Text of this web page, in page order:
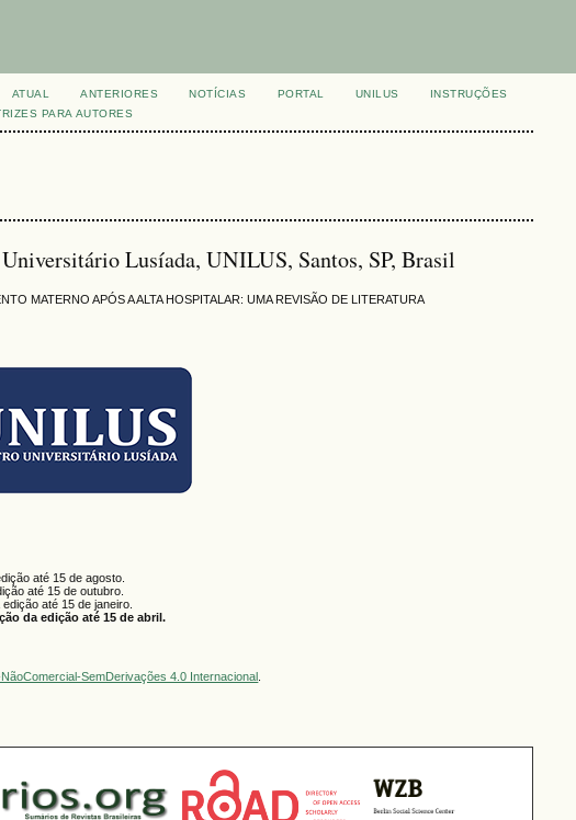
ATUAL ANTERIORES NOTÍCIAS PORTAL UNILUS
INSTRUÇÕES
PARA AUTORES
Lusíada, UNILUS, Santos, SP, Brasil
MATERNO APÓS A ALTA HOSPITALAR: UMA REVISÃO DE LITERATURA
até 15 de agosto.
até 15 de outubro.
até 15 de janeiro.
da edição até 15 de abril.
SemDerivações 4.0 Internacional